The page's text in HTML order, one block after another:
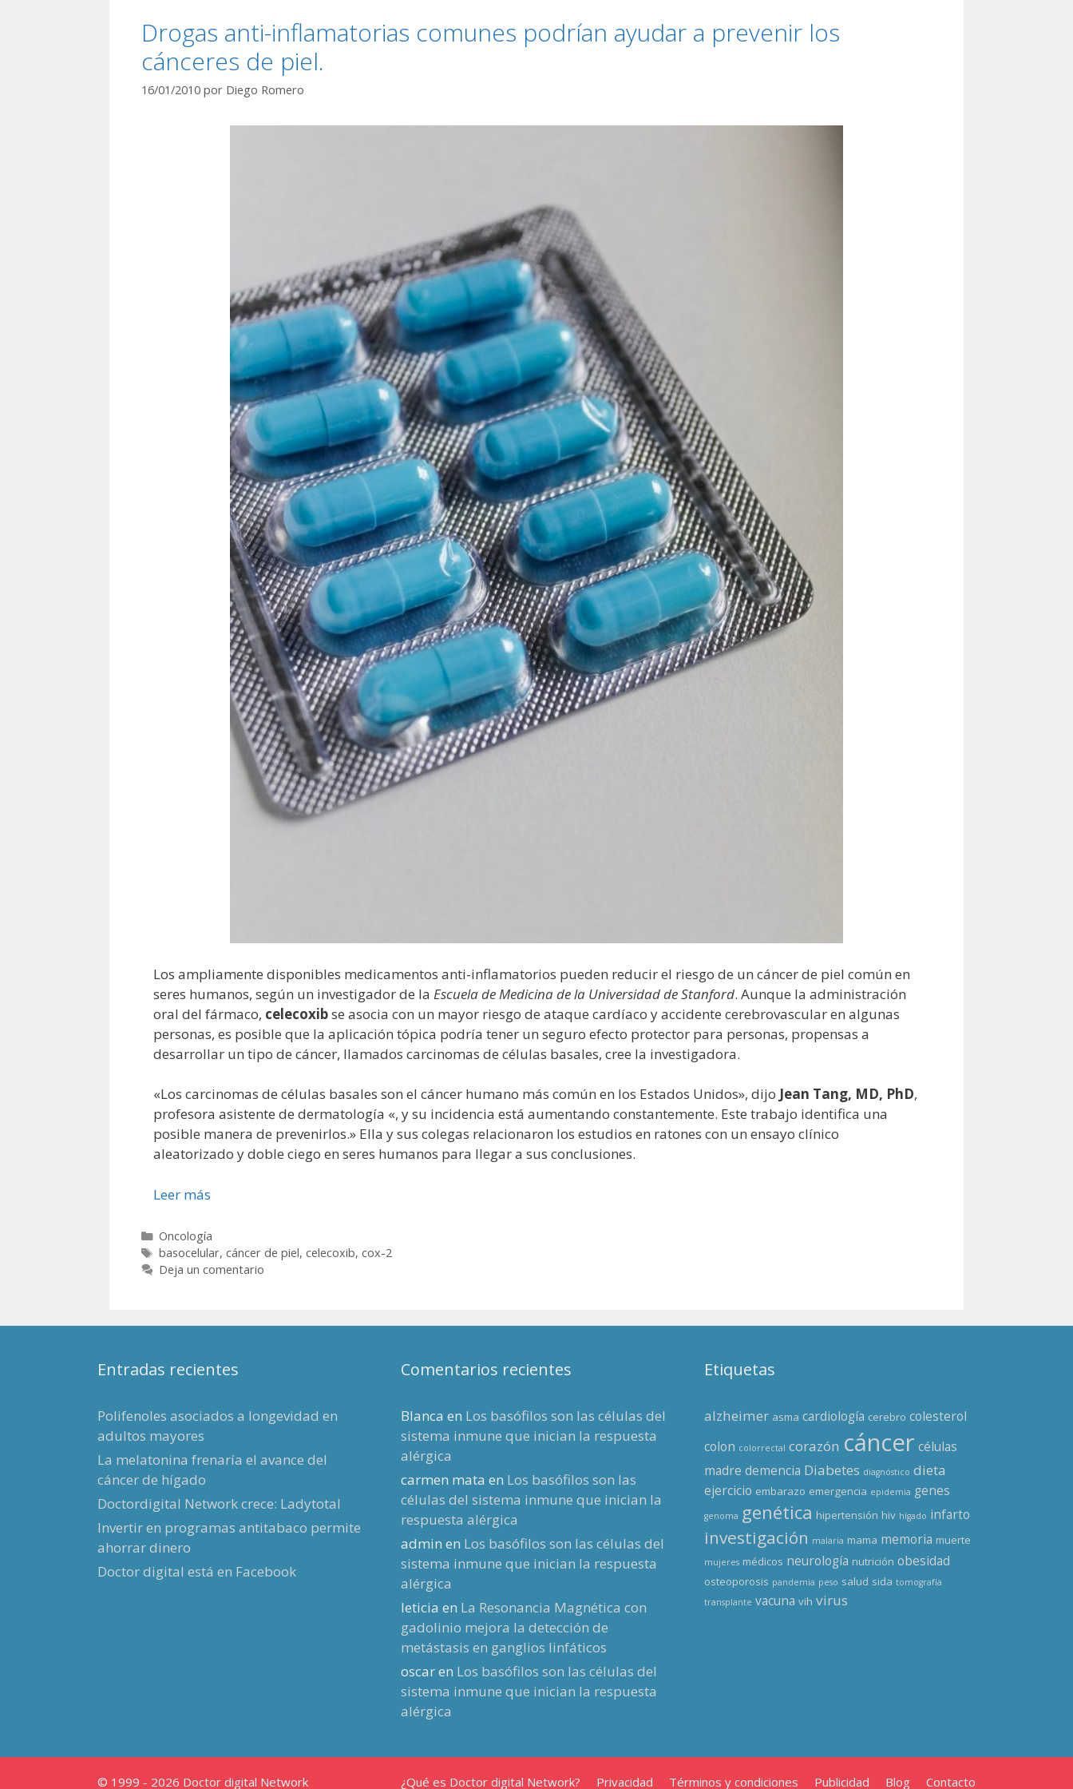
Drogas anti-inflamatorias comunes podrían ayudar a prevenir los
cánceres de piel.
16/01/2010 por Diego Romero
Los ampliamente disponibles medicamentos anti-inflamatorios pueden reducir el riesgo de un cáncer de piel común en
seres humanos, según un investigador de la Escuela de Medicina de la Universidad de Stanford. Aunque la administración
oral del fármaco, celecoxibse asocia con un mayor riesgo de ataque cardíaco y accidente cerebrovascular en algunas
personas, es posible que la aplicación tópica podría tener un seguro efecto protector para personas, propensas a
desarrollar un tipo de cáncer, llamados carcinomas de células basales, cree la investigadora.
«Los carcinomas de células basales son el cáncer humano más común en los Estados Unidos», dijo Jean Tang, MD, PhD,
profesora asistente de dermatología «, y su incidencia está aumentando constantemente. Este trabajo identifica una
posible manera de prevenirlos.» Ella y sus colegas relacionaron los estudios en ratones con un ensayo clínico
aleatorizado y doble ciego en seres humanos para llegar a sus conclusiones.
Leer más
Categorías
Oncología
Etiquetas
basocelular, cáncer de piel, celecoxib, cox-2
Deja un comentario
Entradas recientes
Polifenoles asociados a longevidad en
adultos mayores
La melatonina frenaría el avance del
cáncer de hígado
Doctordigital Network crece: Ladytotal
Invertir en programas antitabaco permite
ahorrar dinero
Doctor digital está en Facebook
Comentarios recientes
Blanca en Los basófilos son las células del
sistema inmune que inician la respuesta
alérgica
carmen mata en Los basófilos son las
células del sistema inmune que inician la
respuesta alérgica
admin en Los basófilos son las células del
sistema inmune que inician la respuesta
alérgica
leticia en La Resonancia Magnética con
gadolinio mejora la detección de
metástasis en ganglios linfáticos
oscaren Los basófilos son las células del
sistema inmune que inician la respuesta
alérgica
Etiquetas
alzheimer asma cardiología cerebro colesterol
colon colorrectal corazón cáncer células
madre demencia Diabetes diagnóstico dieta
ejercicio embarazo emergencia epidemia genes
genoma genética hipertensión hiv hígado infarto
investigación malaria mama memoria muerte
mujeres médicos neurología nutrición obesidad
osteoporosis pandemia peso salud sida tomografía
transplante vacuna vih virus
¿Qué es Doctor digital Network? Privacidad Términos y condiciones Publicidad Blog Contacto
© 1999 - 2026 Doctor digital Network